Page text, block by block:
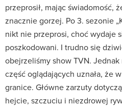
przeprosił, mając świadomość,
znacznie gorzej. Po 3. sezonie
nikt nie przeprosi, choć wydaje
poszkodowani. I trudno się
obejrzeliśmy show TVN.
część oglądających uznała, że
granice. Główne zarzuty
hejcie, szczuciu i niezdrowej